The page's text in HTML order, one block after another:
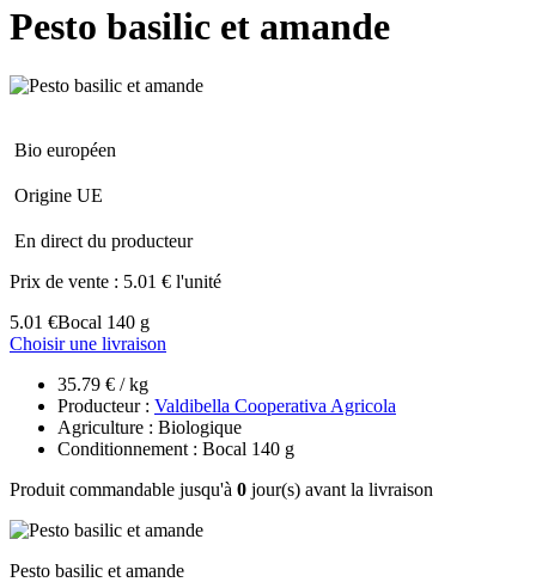
Pesto basilic et amande
Bio européen
Origine UE
En direct du producteur
Prix de vente : 5.01 € l'unité
5.01 €Bocal 140 g
Choisir une livraison
35.79 € / kg
Producteur : Valdibella Cooperativa Agricola
Agriculture : Biologique
Conditionnement : Bocal 140 g
Produit commandable jusqu'à 0 jour(s) avant la livraison
Pesto basilic et amande